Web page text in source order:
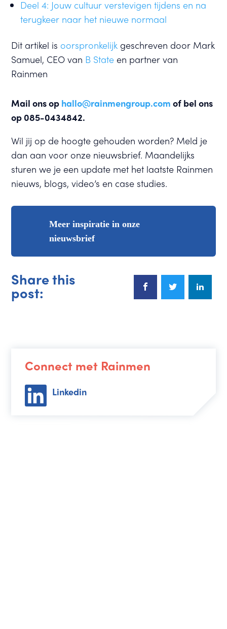
Deel 4: Jouw cultuur verstevigen tijdens en na
terugkeer naar het nieuwe normaal
Dit artikel is oorspronkelijk geschreven door Mark
Samuel, CEO van B State en partner van
Rainmen
Mail ons op hallo@rainmengroup.com of bel ons
op 085-0434842.
Wil jij op de hoogte gehouden worden? Meld je
dan aan voor onze nieuwsbrief. Maandelijks
sturen we je een update met het laatste Rainmen
nieuws, blogs, video’s en case studies.
Meer inspiratie in onze
nieuwsbrief
Share this
post:
Connect met Rainmen
Linkedin